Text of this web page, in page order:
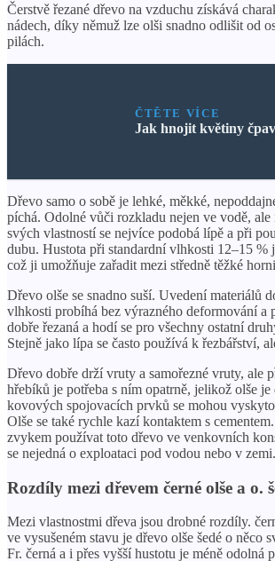
Čerstvě řezané dřevo na vzduchu získává
nádech, díky němuž lze olši snadno odlišit od
pilách.
ČTĚTE VÍCE
Jak hnojit květiny
Dřevo samo o sobě je lehké, měkké,
píchá. Odolné vůči rozkladu nejen ve vodě,
svých vlastností se nejvíce podobá lípě a při
dubu. Hustota při standardní vlhkosti 12–15 %
což ji umožňuje zařadit mezi středně těžké
Dřevo olše se snadno suší. Uvedení materiálů
vlhkosti probíhá bez výrazného deformování a
dobře řezaná a hodí se pro všechny ostatní
Stejně jako lípa se často používá k řezbářství,
Dřevo dobře drží vruty a samořezné vruty, ale
hřebíků je potřeba s ním opatrně, jelikož olše
kovových spojovacích prvků se mohou
Olše se také rychle kazí kontaktem s
zvykem používat toto dřevo ve venkovních
se nejedná o exploataci pod vodou nebo v zemi.
Rozdíly mezi dřevem černé olše a o.
Mezi vlastnostmi dřeva jsou drobné rozdíly.
ve vysušeném stavu je dřevo olše šedé o něco
Fr. černá a i přes vyšší hustotu je méně odolná